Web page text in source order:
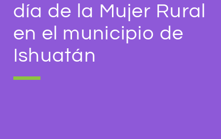
día de la Mujer Rural
en el municipio de
Ishuatán